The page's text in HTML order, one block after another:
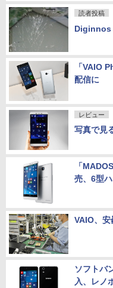
読者投稿
Diginnos
「VAIO
配信に
レビュー
写真で見
「
売、6型
VAIO、安
ソフトバ
入、レノ